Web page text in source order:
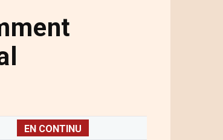
EN CONTINU